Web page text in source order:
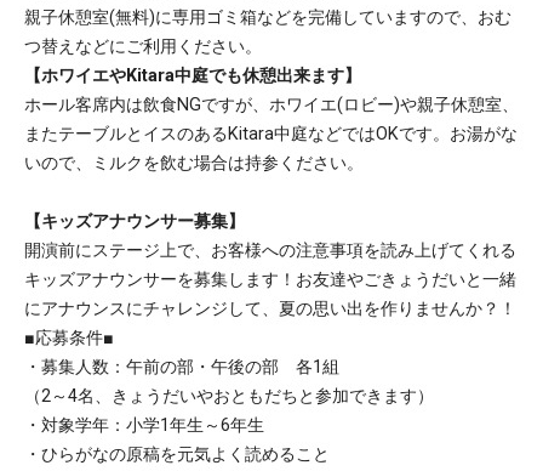
親子休憩室(無料)に専用ゴミ箱などを完備していますので、おむ
つ替えなどにご利用ください。
【ホワイエやKitara中庭でも休憩出来ます】
ホール客席内は飲食NGですが、ホワイエ(ロビー)や親子休憩室、
またテーブルとイスのあるKitara中庭などではOKです。お湯がな
いので、ミルクを飲む場合は持参ください。
【キッズアナウンサー募集】
開演前にステージ上で、お客様への注意事項を読み上げてくれる
キッズアナウンサーを募集します！お友達やごきょうだいと一緒
にアナウンスにチャレンジして、夏の思い出を作りませんか？！
■応募条件■
・募集人数：午前の部・午後の部 各1組
（2～4名、きょうだいやおともだちと参加できます）
・対象学年：小学1年生～6年生
・ひらがなの原稿を元気よく読めること